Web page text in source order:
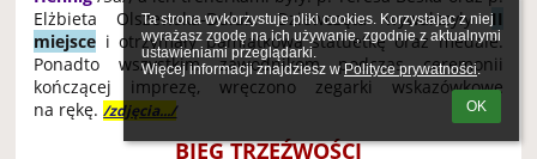
Ta strona wykorzystuje pliki cookies. Korzystając z niej
wyrażasz zgodę na ich używanie, zgodnie z aktualnymi
ustawieniami przeglądarki.
Więcej informacji znajdziesz w Polityce prywatności.
OK
Elżbieta Olszewska-Duluk. Dziewczęta wywalczyłyII
miejsce i otrzymały pamiątkową statuetkę oraz medale.
Ponadto wszystkim zawodnikom podczas ceremonii
kończącej imprezę, wręczono zegarki wskazówkowe
na rękę. /zdjęcia.../
BIEG TRZEŹWOŚCI